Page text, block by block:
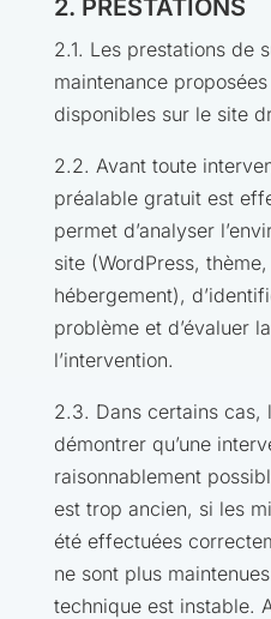
2. PRESTATIONS
2.1. Les prestations de
maintenance
disponibles sur le site
2.2. Avant toute
préalable gratuit est
permet d’analyser
site (WordPress,
hébergement),
problème et d’évaluer
l’intervention.
2.3. Dans certains cas,
démontrer qu’une
raisonnablement
est trop ancien, si les
été effectuées
ne sont plus
technique est instable.